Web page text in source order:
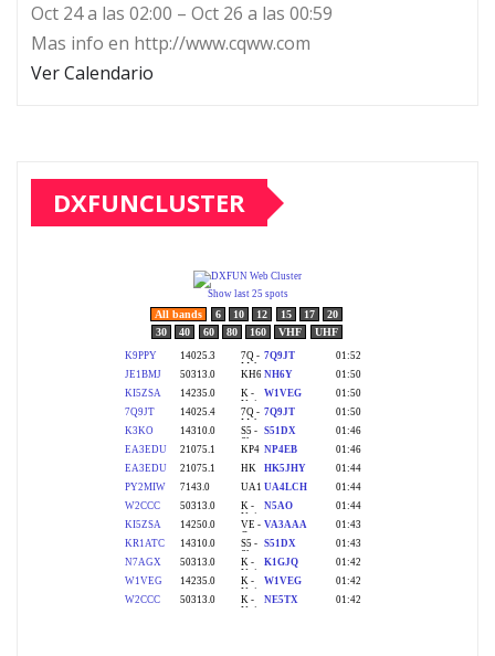
Oct 24 a las 02:00 – Oct 26 a las 00:59
Mas info en http://www.cqww.com
Ver Calendario
DXFUNCLUSTER